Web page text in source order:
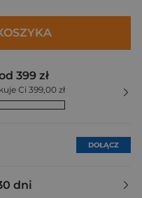
399 zł
Ci 399,00 zł
DOŁĄCZ
dni